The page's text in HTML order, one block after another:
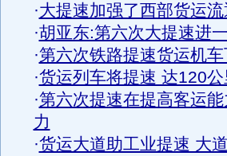
·大提速加强了西部货运流
·胡亚东:第六次大提速进
·第六次铁路提速货运机
·货运列车将提速 达120
·第六次提速在提高客运
力
·货运大道助工业提速 大